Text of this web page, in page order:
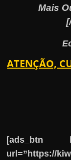
Mais
ATENÇÃO,
[ads_btn
url=”https://